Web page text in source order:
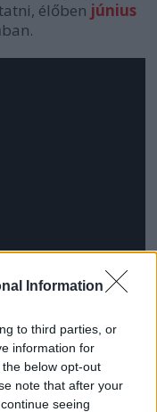
Information
to third parties, or
information for
below opt-out
note that after your
seeing
élőben június
ban.